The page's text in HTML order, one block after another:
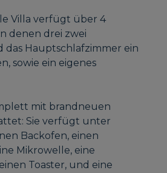
Villa verfügt über 4
denen drei zwei
das Hauptschlafzimmer ein
sowie ein eigenes
mit brandneuen
Sie verfügt unter
Backofen, einen
Mikrowelle, eine
Toaster, und eine